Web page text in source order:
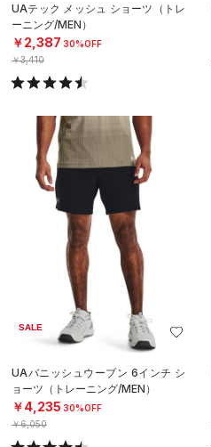
UAテック メッシュ ショーツ（トレ
ーニング/MEN）
￥2,387 30%OFF
￥3,410
SALE
UAバニッシュウーブン 6インチ シ
ョーツ（トレーニング/MEN）
￥4,235 30%OFF
￥6,050